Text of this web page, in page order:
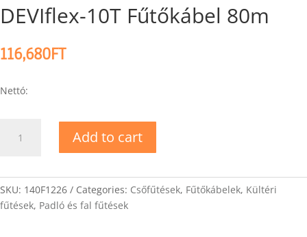
DEVIflex-10T Fűtőkábel 80m
116,680FT
Nettó:
quantity
Add to cart
SKU: 140F1226 Categories: Csőfűtések, Fűtőkábelek, Kültéri
fűtések, Padló és fal fűtések